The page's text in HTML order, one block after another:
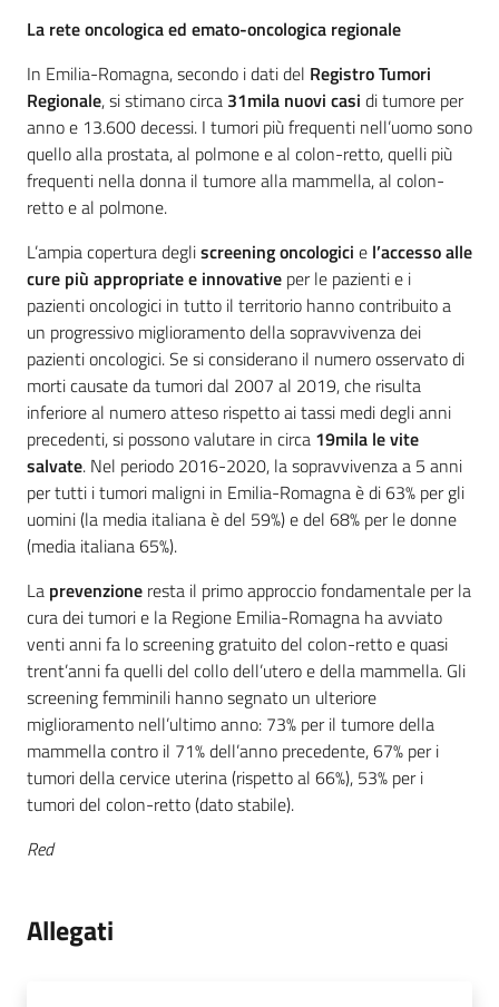
La rete oncologica ed emato-oncologica regionale
In Emilia-Romagna, secondo i dati del Registro Tumori
Regionale, si stimano circa 31mila nuovi casi di tumore per
anno e 13.600 decessi. I tumori più frequenti nell’uomo sono
quello alla prostata, al polmone e al colon-retto, quelli più
frequenti nella donna il tumore alla mammella, al colon-
retto e al polmone.
L’ampia copertura degliscreening oncologici e l’accesso alle
cure più appropriate e innovative per le pazienti e i
pazienti oncologici in tutto il territorio hanno contribuito a
un progressivo miglioramento della sopravvivenza dei
pazienti oncologici. Se si considerano il numero osservato di
morti causate da tumori dal 2007 al 2019, che risulta
inferiore al numero atteso rispetto ai tassi medi degli anni
precedenti, si possono valutare in circa 19mila le vite
salvate. Nel periodo 2016-2020, la sopravvivenza a 5 anni
per tutti i tumori maligni in Emilia-Romagna è di 63% per gli
uomini (la media italiana è del 59%) e del 68% per le donne
(media italiana 65%).
La prevenzione resta il primo approccio fondamentale per la
cura dei tumori e la Regione Emilia-Romagna ha avviato
venti anni fa lo screening gratuito del colon-retto e quasi
trent’anni fa quelli del collo dell’utero e della mammella. Gli
screening femminili hanno segnato un ulteriore
miglioramento nell’ultimo anno: 73% per il tumore della
mammella contro il 71% dell’anno precedente, 67% per i
tumori della cervice uterina (rispetto al 66%), 53% per i
tumori del colon-retto (dato stabile).
Red
Allegati